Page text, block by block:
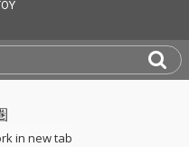
in new tab